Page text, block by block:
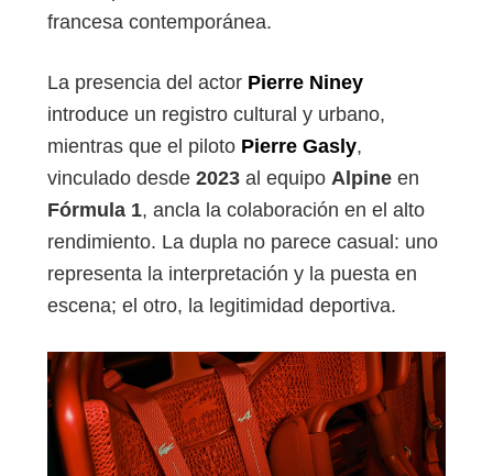
francesa contemporánea.
La presencia del actor Pierre Niney
introduce un registro cultural y urbano,
mientras que el piloto Pierre Gasly,
vinculado desde 2023 al equipo Alpine en
Fórmula 1, ancla la colaboración en el alto
rendimiento. La dupla no parece casual: uno
representa la interpretación y la puesta en
escena; el otro, la legitimidad deportiva.